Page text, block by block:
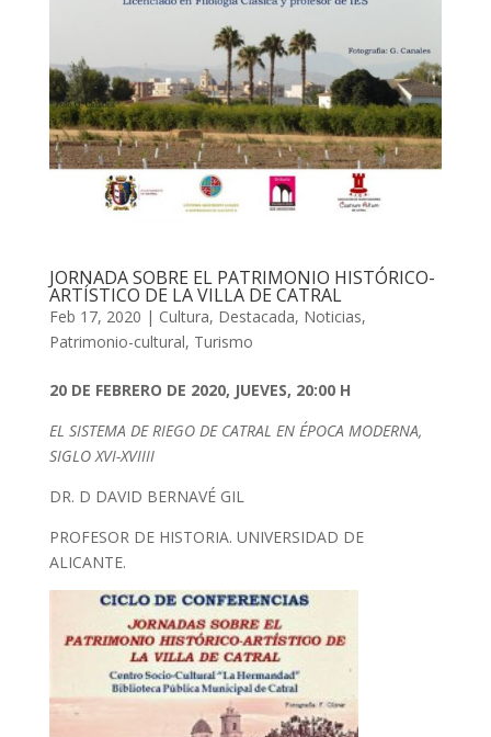
JORNADA SOBRE EL PATRIMONIO HISTÓRICO-
ARTÍSTICO DE LA VILLA DE CATRAL
Feb 17, 2020 | Cultura, Destacada, Noticias,
Patrimonio-cultural, Turismo
20 DE FEBRERO DE 2020, JUEVES, 20:00 H
EL SISTEMA DE RIEGO DE CATRAL EN ÉPOCA MODERNA,
SIGLO XVI-XVIIII
DR. D DAVID BERNAVÉ GIL
PROFESOR DE HISTORIA. UNIVERSIDAD DE
ALICANTE.